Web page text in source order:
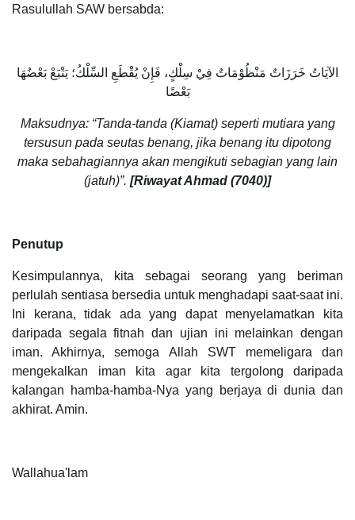
Rasulullah SAW bersabda:
الآيَاتُ خَرَزَاتٌ مَنْظُوْمَاتٌ فِيْ سِلْكٍ، فَإِنْ يُقْطَعِ السِّلْكُ؛ يَتْبَعْ بَعْضُهَا
بَعْضًا
Maksudnya: “Tanda-tanda (Kiamat) seperti mutiara yang
tersusun pada seutas benang, jika benang itu dipotong
maka sebahagiannya akan mengikuti sebagian yang lain
(jatuh)”. [Riwayat Ahmad (7040)]
Penutup
Kesimpulannya, kita sebagai seorang yang beriman
perlulah sentiasa bersedia untuk menghadapi saat-saat ini.
Ini kerana, tidak ada yang dapat menyelamatkan kita
daripada segala fitnah dan ujian ini melainkan dengan
iman. Akhirnya, semoga Allah SWT memeligara dan
mengekalkan iman kita agar kita tergolong daripada
kalangan hamba-hamba-Nya yang berjaya di dunia dan
akhirat. Amin.
Wallahua'lam